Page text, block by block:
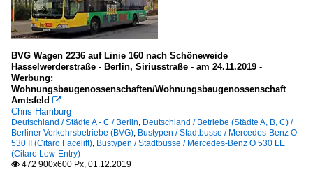
BVG Wagen 2236 auf Linie 160 nach Schöneweide
Hasselwerderstraße - Berlin, Siriusstraße - am 24.11.2019 -
Werbung:
Wohnungsbaugenossenschaften/Wohnungsbaugenossenschaft
Amtsfeld 
Chris Hamburg
Deutschland / Städte A - C / Berlin, Deutschland / Betriebe (Städte A, B, C) /
Berliner Verkehrsbetriebe (BVG), Bustypen / Stadtbusse / Mercedes-Benz O
530 II (Citaro Facelift), Bustypen / Stadtbusse / Mercedes-Benz O 530 LE
(Citaro Low-Entry)
 472 900x600 Px, 01.12.2019